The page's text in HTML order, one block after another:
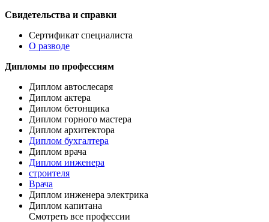
Свидетельства и справки
Сертификат специалиста
О разводе
Дипломы по профессиям
Диплом автослесаря
Диплом актера
Диплом бетонщика
Диплом горного мастера
Диплом архитектора
Диплом бухгалтера
Диплом врача
Диплом инженера
строителя
Врача
Диплом инженера электрика
Диплом капитана
Смотреть все профессии